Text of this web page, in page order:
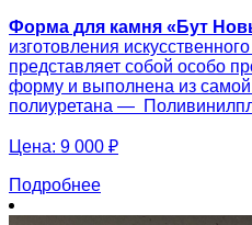
Форма для камня « Бут
изготовления
представляет собой особо
форму и выполнена из
полиуретана —
Цена: 9 000 ₽
Подробнее